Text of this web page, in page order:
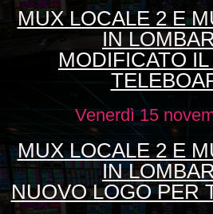
MUX LOCALE 2 E
IN
MODIFICATO
Venerdì 15
MUX LOCALE 2 E
IN
NUOVO LOGO PER